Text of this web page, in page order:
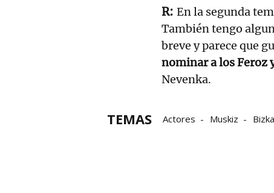
En la segunda
También tengo
breve y parece que
nominar a los Feroz
Nevenka.
TEMAS Actores Muskiz